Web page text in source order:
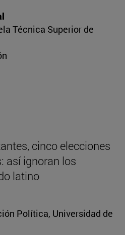
Técnica Superior de
cinco elecciones
así ignoran los
latino
Política, Universidad de